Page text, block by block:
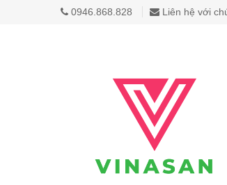
0946.868.828 Liên hệ với